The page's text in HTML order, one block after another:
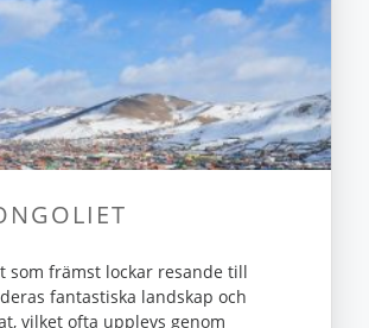
som främst lockar resande till
fantastiska landskap och
vilket ofta upplevs genom